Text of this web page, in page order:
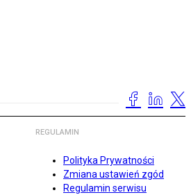
REGULAMIN
Polityka Prywatności
Zmiana ustawień zgód
Regulamin serwisu